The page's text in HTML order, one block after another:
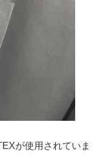
が使用されていま